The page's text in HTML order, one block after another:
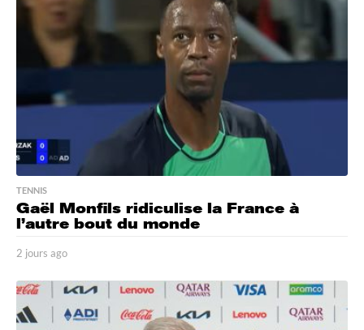
TENNIS
Gaël Monfils ridiculise la France à
l’autre bout du monde
2 jours ago
o
r